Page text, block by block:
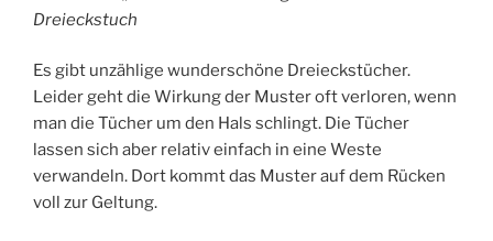
Dreieckstuch
Es gibt unzählige wunderschöne Dreieckstücher.
Leider geht die Wirkung der Muster oft verloren, wenn
man die Tücher um den Hals schlingt. Die Tücher
lassen sich aber relativ einfach in eine Weste
verwandeln. Dort kommt das Muster auf dem Rücken
voll zur Geltung.